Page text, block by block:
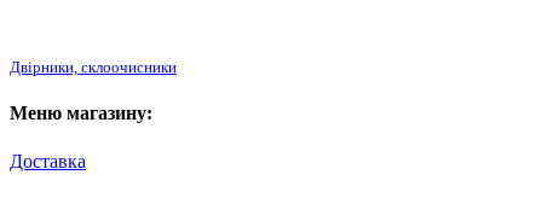
Двірники, склоочисники
Меню магазину:
Доставка